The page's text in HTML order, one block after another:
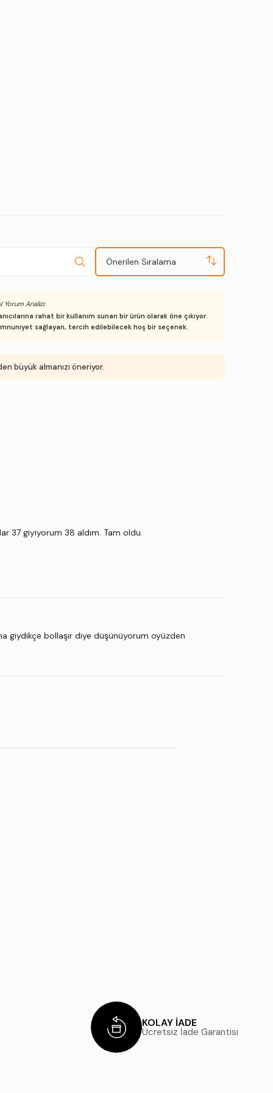
Önerilen Sıralama
Yorum Analizi:
rahat bir kullanım sunan bir ürün olarak öne çıkıyor.
sağlayan, tercih edilebilecek hoş bir seçenek.
büyük almanızı öneriyor.
37 giyiyorum 38 aldım. Tam oldu.
giydikçe bollaşır diye düşünüyorum oyüzden
KOLAY İADE
Ücretsiz İade Garantisi